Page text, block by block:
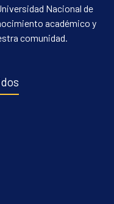
Nacional de
académico y
comunidad.